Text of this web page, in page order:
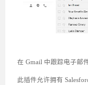
在 Gmail 中跟踪电子邮
此插件允许拥有